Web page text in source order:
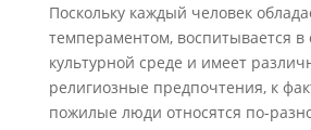
Поскольку каждый человек
темпераментом, воспитывается
культурной среде и имеет
религиозные предпочтения, к
пожилые люди относятся по-